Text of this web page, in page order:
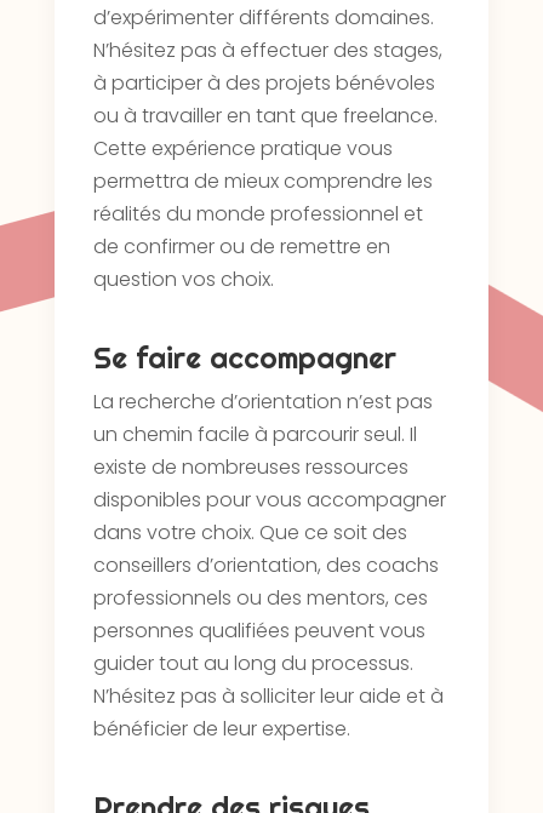
d’expérimenter différents domaines.
N’hésitez pas à effectuer des stages,
à participer à des projets bénévoles
ou à travailler en tant que freelance.
Cette expérience pratique vous
permettra de mieux comprendre les
réalités du monde professionnel et
de confirmer ou de remettre en
question vos choix.
Se faire accompagner
La recherche d’orientation n’est pas
un chemin facile à parcourir seul. Il
existe de nombreuses ressources
disponibles pour vous accompagner
dans votre choix. Que ce soit des
conseillers d’orientation, des coachs
professionnels ou des mentors, ces
personnes qualifiées peuvent vous
guider tout au long du processus.
N’hésitez pas à solliciter leur aide et à
bénéficier de leur expertise.